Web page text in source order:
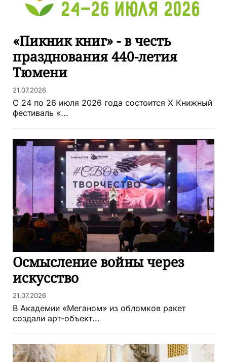
«Пикник книг» - в честь
празднования 440-летия
Тюмени
21.07.2026
С 24 по 26 июля 2026 года состоится X Книжный
фестиваль «...
Осмысление войны через
искусство
21.07.2026
В Академии «Меганом» из обломков ракет
создали арт-объект...